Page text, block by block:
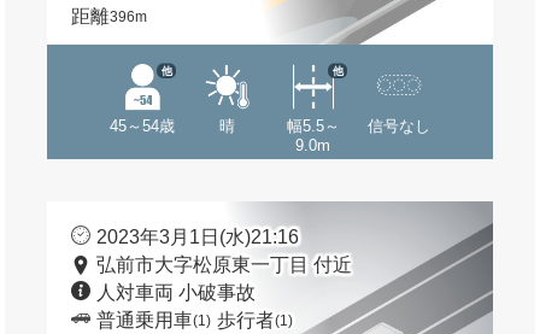
距離396m
45～54歳
他
晴
幅5.5～
9.0m
他
信号なし
2023年3月1日(水)21:16
弘前市大字松原東一丁目 付近
人対車両 小破事故
普通乗用車(1) 歩行者(1)